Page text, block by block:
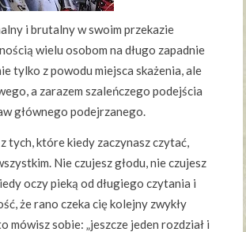
i brutalny w swoim przekazie
wielu osobom na długo zapadnie
tylko z powodu miejsca skażenia, ale
a zarazem szaleńczego podejścia
głównego podejrzanego.
tych, które kiedy zaczynasz czytać,
Nie czujesz głodu, nie czujesz
oczy pieką od długiego czytania i
że rano czeka cię kolejny zwykły
mówisz sobie: „jeszcze jeden rozdział i